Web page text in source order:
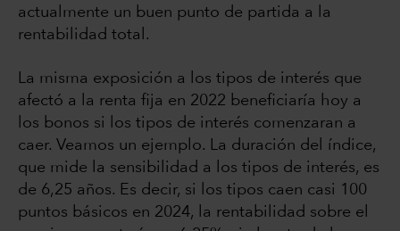
actualmente un buen punto de partida a la
rentabilidad total.
La misma exposición a los tipos de interés que
afectó a la renta fija en 2022 beneficiaría hoy a
los bonos si los tipos de interés comenzaran a
caer. Veamos un ejemplo. La duración del índice,
que mide la sensibilidad a los tipos de interés, es
de 6,25 años. Es decir, si los tipos caen casi 100
puntos básicos en 2024, la rentabilidad sobre el